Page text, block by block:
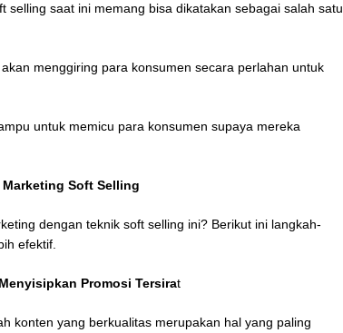
selling saat ini memang bisa dikatakan sebagai salah satu
menggiring para konsumen secara perlahan untuk
untuk memicu para konsumen supaya mereka
Soft Selling
dengan teknik soft selling ini? Berikut ini langkah-
efektif.
Promosi Tersirat
konten yang berkualitas merupakan hal yang paling